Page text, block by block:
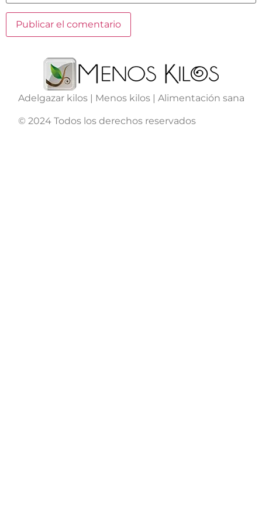
Adelgazar kilos | Menos kilos | Alimentación sana
© 2024 Todos los derechos reservados